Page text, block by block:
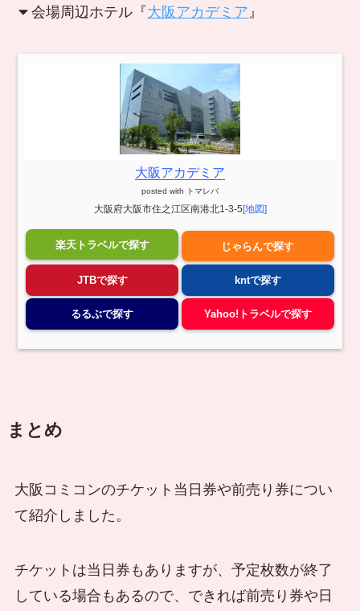
会場周辺ホテル『大阪アカデミア』
大阪アカデミア
posted with トマレバ
大阪府大阪市住之江区南港北1-3-5 [地図]
楽天トラベルで探す じゃらんで探す
JTBで探す kntで探す
るるぶで探す Yahoo!トラベルで探す
まとめ
大阪コミコンのチケット当日券や前売り券につい
て紹介しました。
チケットは当日券もありますが、予定枚数が終了
している場合もあるので、できれば前売り券や日